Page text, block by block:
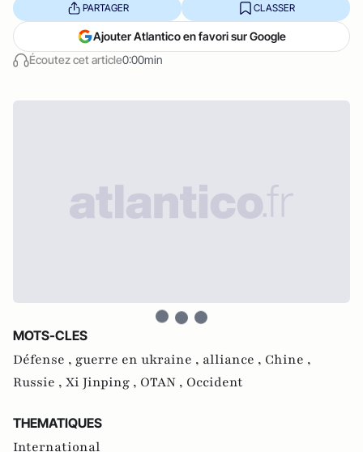
Écoutez cet article0:00min
PARTAGER CLASSER
Ajouter Atlantico en favori sur Google
MOTS-CLES
Défense , guerre en ukraine , alliance , Chine ,
Russie , Xi Jinping , OTAN , Occident
THEMATIQUES
International